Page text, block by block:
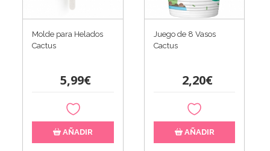
Molde para Helados
Cactus
5,99€
AÑADIR
Juego de 8 Vasos
Cactus
2,20€
AÑADIR